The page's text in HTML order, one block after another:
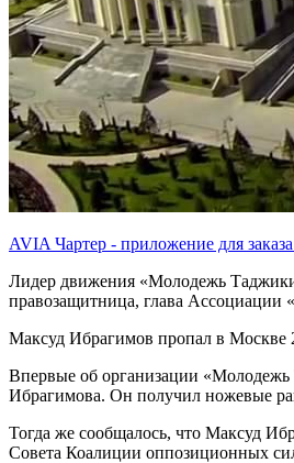
AVIA Чартер - приложение для
Лидер движения «Молодежь
правозащитница, глава Ассоциации
Максуд Ибрагимов пропал в Москве
Впервые об организации «Молодежь
Ибрагимова. Он получил ножевые
Тогда же сообщалось, что Максуд
Совета Коалиции оппозиционных